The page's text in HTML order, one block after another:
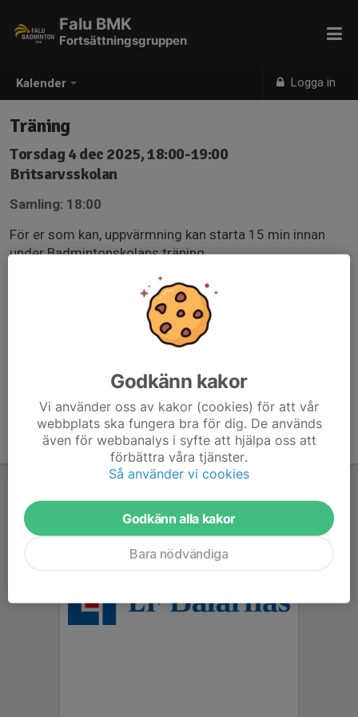
Kalender Logga in
Falu BMK
Fortsättningsgruppen
Träning
Torsdag 4 dec 2025, 18:00-19:00
Britsarvsskolan
Samling: 18:00
För er som kan, uppvärmning kan starta 15 min innan
under Badmintonskolans träning.
Godkänn kakor
Vi använder oss av kakor (cookies) för att vår
webbplats ska fungera bra för dig. De används
även för webbanalys i syfte att hjälpa oss att
förbättra våra tjänster.
Så använder vi cookies
Godkänn alla kakor
Bara nödvändiga